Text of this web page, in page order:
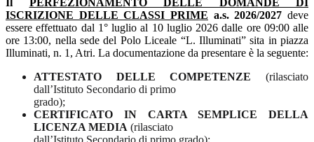
PERFEZIONAMENTO DELLE DOMANDE DI
ISCRIZIONE DELLE CLASSI PRIME a.s. 2026/2027 deve
essere effettuato dal 1° luglio al 10 luglio 2026 dalle ore 09:00 alle
ore 13:00, nella sede del Polo Liceale “L. Illuminati” sita in piazza
Illuminati, n. 1, Atri. La documentazione da presentare è la seguente:
ATTESTATO DELLE COMPETENZE (rilasciato
dall’Istituto Secondario di primo
grado);
CERTIFICATO IN CARTA SEMPLICE DELLA
LICENZA MEDIA (rilasciato